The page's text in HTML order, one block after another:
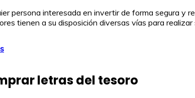
persona interesada en invertir de forma segura y
tienen a su disposición diversas vías para
letras del tesoro